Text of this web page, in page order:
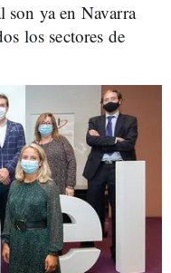
son ya en Navarra
los sectores de